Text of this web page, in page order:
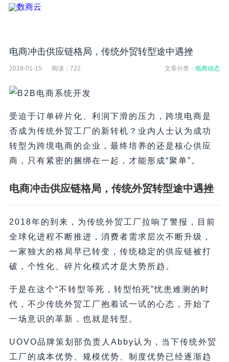
电商冲击供应链格局，传统外贸转型途中遇挫
2018-01-15 阅读： 722 文章分类：电商动态
受迫于订单碎片化、利润下滑的压力，跨境电商是
否成为传统外贸工厂的新转机？业内人士认为成功
转型为跨境电商的企业，最终培养的还是核心供应
商，只有紧密的捆绑在一起，才能形成“聚单”。
电商冲击供应链格局，传统外贸转型途中遇挫
2018年的到来，为传统外贸工厂拉响了警报，目前
全球化进程不断推进，消费者需求层次不断升级，
一家独大的格局早已转变，传统稳定的供应链被打
破，个性化、碎片化模式才是大势所趋。
于是在这个“不转型等死，转型怕死”忧患难测的时
代，不少传统外贸工厂抱着试一试的心态，开始了
一场意识的革新，也就是转型。
UOVO品牌策划部负责人Abby认为，当下传统外贸
工厂的成本优势、规模优势、制度优势已经逐渐趋